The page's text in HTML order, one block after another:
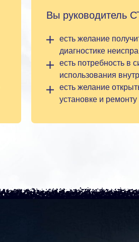
Вы руководитель
есть желание
диагностике
есть потребность в
использования
есть желание
установке и